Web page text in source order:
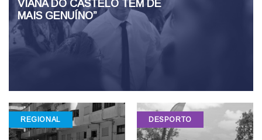
VIANA DO CASTELO TEM DE
MAIS GENUÍNO”
REGIONAL DESPORTO